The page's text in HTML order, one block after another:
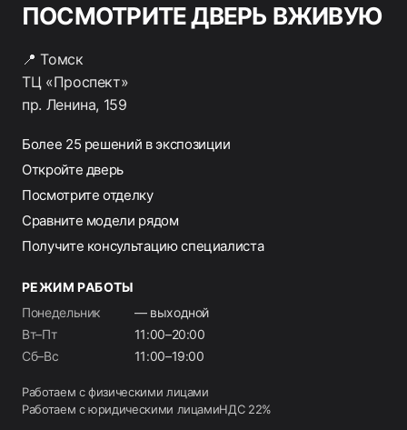
ПОСМОТРИТЕ ДВЕРЬ ВЖИВУЮ
📍 Томск
ТЦ «Проспект»
пр. Ленина, 159
Более 25 решений в экспозиции
Откройте дверь
Посмотрите отделку
Сравните модели рядом
Получите консультацию специалиста
РЕЖИМ РАБОТЫ
Понедельник
— выходной
Вт–Пт
11:00–20:00
Сб–Вс
11:00–19:00
Работаем с физическими лицами
Работаем с юридическими лицамиНДС 22%